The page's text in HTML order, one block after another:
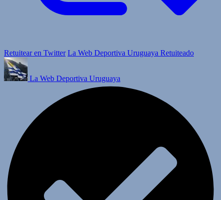
Retuitear en Twitter La Web Deportiva Uruguaya Retuiteado
La Web Deportiva Uruguaya